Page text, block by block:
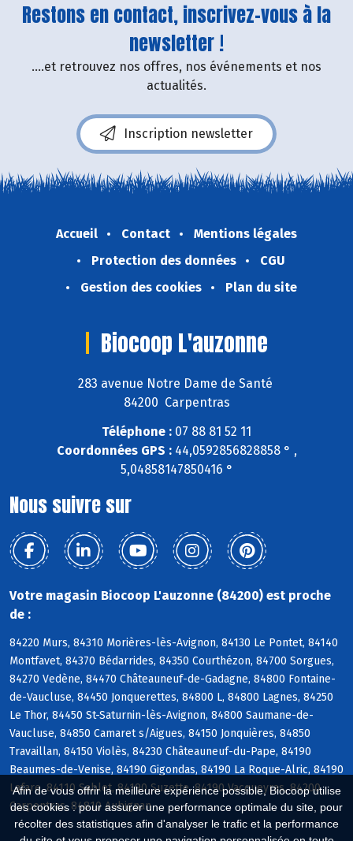
Afin de vous offrir la meilleure expérience possible, Biocoop utilise
des cookies : pour assurer une performance optimale du site, pour
récolter des statistiques afin d'analyser le trafic et la performance
Restons en contact, inscrivez-vous à la
newsletter !
....et retrouvez nos offres, nos événements et nos
actualités.
Inscription newsletter
Accueil Contact
Mentions légales
Protection des données
CGU
Gestion des cookies
Plan du site
Biocoop L'auzonne
283 avenue Notre Dame de Santé
84200 Carpentras
Téléphone : 07 88 81 52 11
Coordonnées GPS :44,0592856828858 ° ,
5,04858147850416 °
Nous suivre sur
Votre magasin Biocoop L'auzonne (84200) est proche
de :
84220 Murs, 84310 Morières-lès-Avignon, 84130 Le Pontet, 84140
Montfavet, 84370 Bédarrides, 84350 Courthézon, 84700 Sorgues,
84270 Vedène, 84470 Châteauneuf-de-Gadagne, 84800 Fontaine-
de-Vaucluse, 84450 Jonquerettes, 84800 L, 84800 Lagnes, 84250
Le Thor, 84450 St-Saturnin-lès-Avignon, 84800 Saumane-de-
Vaucluse, 84850 Camaret s/Aigues, 84150 Jonquières, 84850
Travaillan, 84150 Violès, 84230 Châteauneuf-du-Pape, 84190
Beaumes-de-Venise, 84190 Gigondas, 84190 La Roque-Alric, 84190
Lafare, 84110 Sablet, 84190 Suzette, 84190 Vacqueyras, 84200
Carpentras, 84810 Aubignan